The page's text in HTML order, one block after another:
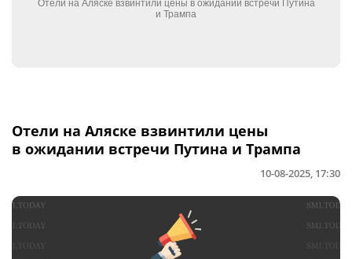
Отели на Аляске взвинтили цены
в ожидании встречи Путина и Трампа
10-08-2025, 17:30